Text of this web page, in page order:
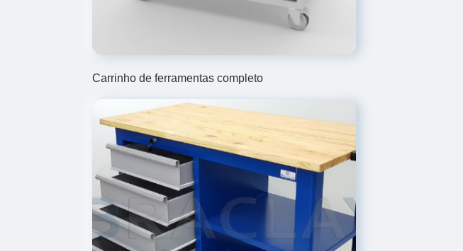
Carrinho de ferramentas completo